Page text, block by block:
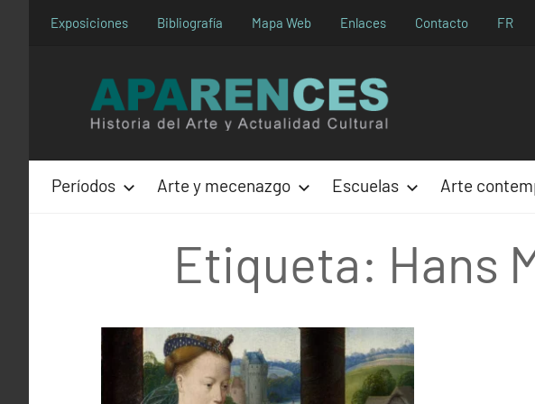
Exposiciones Bibliografía Mapa Web Enlaces Contacto FR
Períodos Arte y mecenazgo Escuelas Arte
Etiqueta: Hans